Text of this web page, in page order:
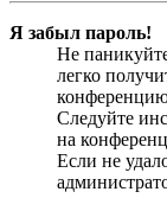
Я забыл пароль!
Не
легко
Следуйте
на
Если не